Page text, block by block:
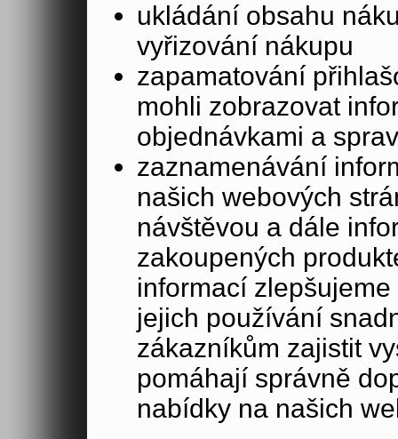
ukládání obsahu
vyřizování nákupu
zapamatování
mohli zobrazovat
objednávkami a
zaznamenávání
našich webových
návštěvou a dále
zakoupených
informací
jejich používání
zákazníkům zajistit
pomáhají správně
nabídky na našich